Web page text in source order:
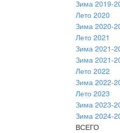
Зима 2019-
Лето 2020
Зима 2020-
Лето 2021
Зима 2021-
Зима 2021-
Лето 2022
Зима 2022-
Лето 2023
Зима 2023-
Зима 2024-
ВСЕГО